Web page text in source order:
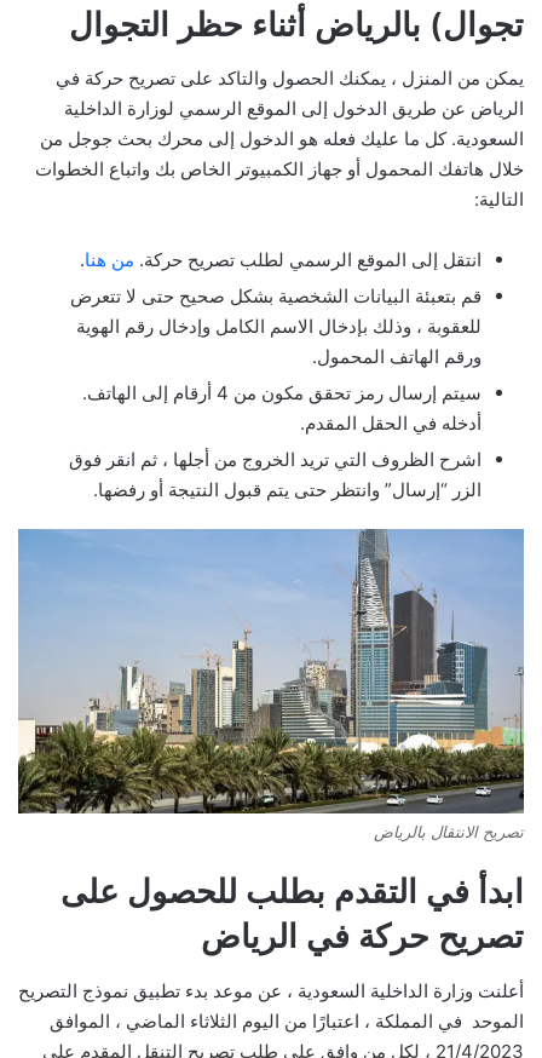
تجوال) بالرياض أثناء حظر التجوال
يمكن من المنزل ، يمكنك الحصول والتاكد على تصريح حركة في
الرياض عن طريق الدخول إلى الموقع الرسمي لوزارة الداخلية
السعودية. كل ما عليك فعله هو الدخول إلى محرك بحث جوجل من
خلال هاتفك المحمول أو جهاز الكمبيوتر الخاص بك واتباع الخطوات
التالية:
انتقل إلى الموقع الرسمي لطلب تصريح حركة. من هنا.
قم بتعبئة البيانات الشخصية بشكل صحيح حتى لا تتعرض
للعقوبة ، وذلك بإدخال الاسم الكامل وإدخال رقم الهوية
ورقم الهاتف المحمول.
سيتم إرسال رمز تحقق مكون من 4 أرقام إلى الهاتف.
أدخله في الحقل المقدم.
اشرح الظروف التي تريد الخروج من أجلها ، ثم انقر فوق
الزر “إرسال” وانتظر حتى يتم قبول النتيجة أو رفضها.
تصريح الانتقال بالرياض
ابدأ في التقدم بطلب للحصول على
تصريح حركة في الرياض
أعلنت وزارة الداخلية السعودية ، عن موعد بدء تطبيق نموذج التصريح
الموحد في المملكة ، اعتبارًا من اليوم الثلاثاء الماضي ، الموافق
21/4/2023 ، لكل من وافق على طلب تصريح التنقل المقدم على